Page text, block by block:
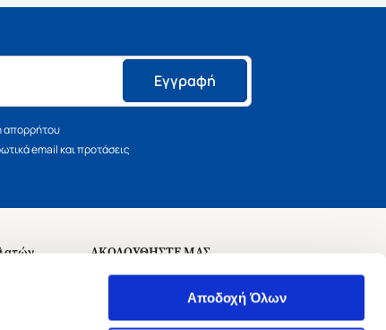
Αποδοχή Όλων
Εγγραφή
απορρήτου
email και προτάσεις
ΑΚΟΛΟΥΘΗΣΤΕ ΜΑΣ